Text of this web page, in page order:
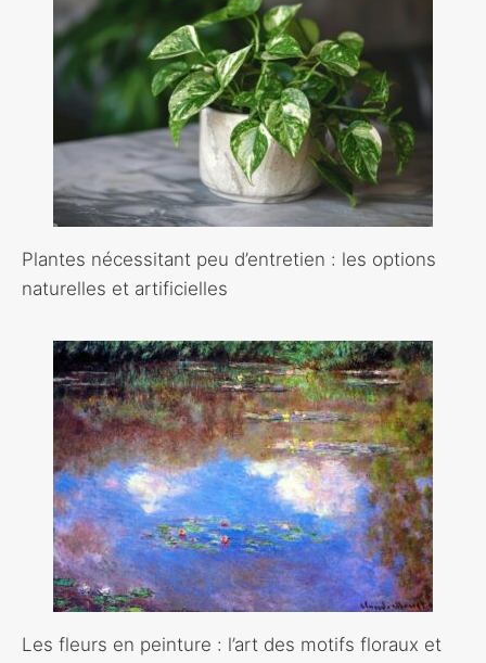
Plantes nécessitant peu d’entretien : les options
naturelles et artificielles
Les fleurs en peinture : l’art des motifs floraux et